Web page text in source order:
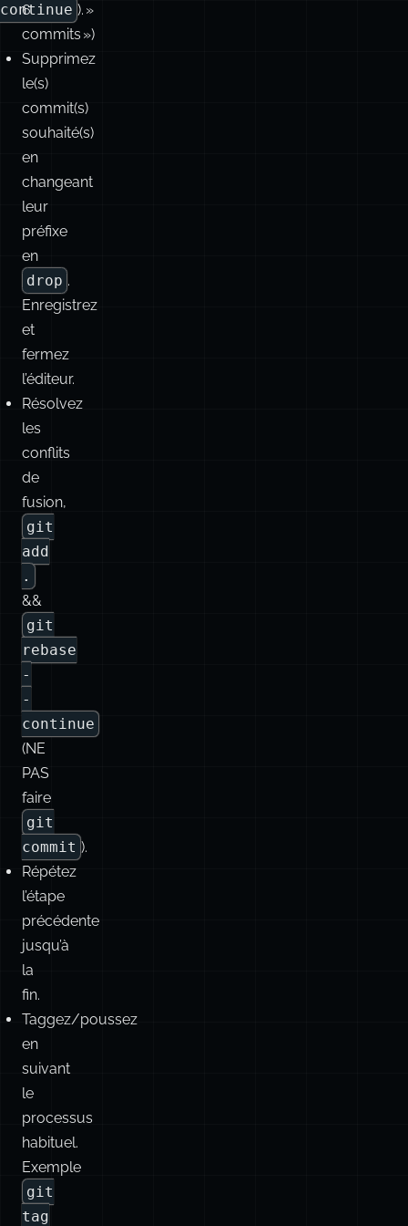
conflits
de
continue ). »
git
pour
« il
y
a
6
commits »)
Supprimez
le(s)
commit(s)
souhaité(s)
en
changeant
leur
préfixe
en
drop .
Enregistrez
et
fermez
l’éditeur.
Résolvez
les
conflits
de
fusion,
git
add
.
&&
git
rebase
-
-
continue
(NE
PAS
faire
git
commit
Répétez
l’étape
précédente
jusqu’à
la
fin.
Taggez/poussez
en
suivant
le